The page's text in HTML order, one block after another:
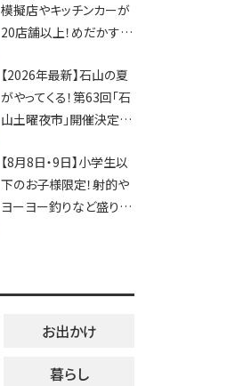
模擬店やキッチンカーが
20店舗以上！めだかすく
ソングライターによるライ
ブなど。【和邇ふれあい夏
祭り】
【2026年最新】石山の夏
がやってくる！第63回「石
山土曜夜市」開催決定！
ージが勢揃い【7月18日・
25日・8月1日】大津市
【8月8日・9日】小学生以
下のお子様限定！射的や
ヨーヨー釣りなど盛りだ
お出かけ
暮らし